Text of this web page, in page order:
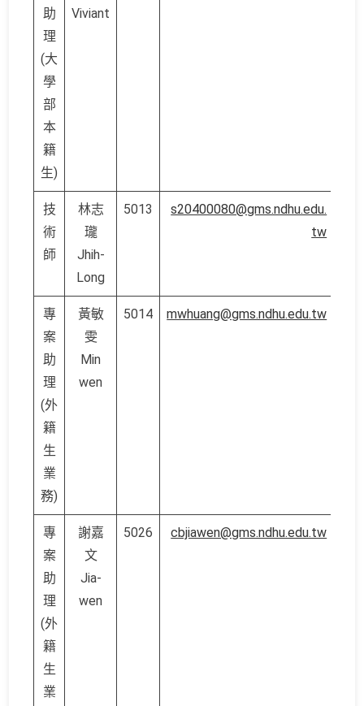
助
理
(大
學
部
本
籍
生)
Viviant
技
術
師
林志
瓏
Jhih-
Long
5013
s20400080@gms.ndhu.edu.
tw
專
案
助
理
(外
籍
生
業
務)
黃敏
雯
Min
wen
5014 mwhuang@gms.ndhu.edu.tw
專
案
助
理
(外
籍
生
業
謝嘉
文
Jia-
wen
5026 cbjiawen@gms.ndhu.edu.tw